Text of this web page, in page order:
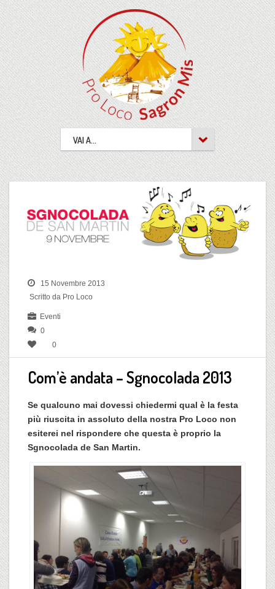
VAI A...
15 Novembre 2013
Scritto da Pro Loco
Eventi
0
0
Com’è andata – Sgnocolada 2013
Se qualcuno mai dovessi chiedermi qual è la festa
più riuscita in assoluto della nostra Pro Loco non
esiterei nel rispondere che questa è proprio la
Sgnocolada de San Martin.